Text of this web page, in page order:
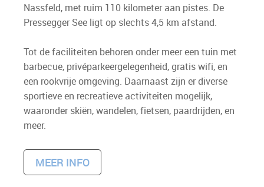
Nassfeld, met ruim 110 kilometer aan pistes. De
Pressegger See ligt op slechts 4,5 km afstand.
Tot de faciliteiten behoren onder meer een tuin met
barbecue, privéparkeergelegenheid, gratis wifi, en
een rookvrije omgeving. Daarnaast zijn er diverse
sportieve en recreatieve activiteiten mogelijk,
waaronder skiën, wandelen, fietsen, paardrijden, en
meer.
MEER INFO